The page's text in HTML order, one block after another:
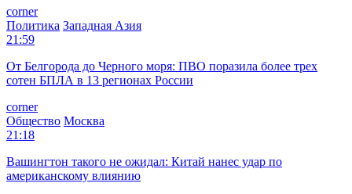
corner
Политика Западная Азия
21:59
От Белгорода до Черного моря: ПВО поразила более трех
сотен БПЛА в 13 регионах России
corner
Общество Москва
21:18
Вашингтон такого не ожидал: Китай нанес удар по
американскому влиянию